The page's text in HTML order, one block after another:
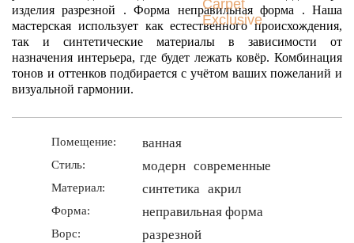
изделия разрезной . Форма неправильная форма . Наша
мастерская использует как естественного происхождения,
так и синтетические материалы в зависимости от
назначения интерьера, где будет лежать ковёр. Комбинация
тонов и оттенков подбирается с учётом ваших пожеланий и
визуальной гармонии.
Помещение: ванная
Стиль: модерн современные
Материал: синтетика акрил
Форма: неправильная форма
Ворс: разрезной